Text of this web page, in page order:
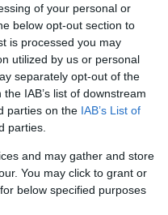
of your personal or
below opt-out section to
is processed you may
utilized by us or personal
separately opt-out of the
IAB’s list of downstream
parties on the IAB’s List of
parties.
and may gather and store
You may click to grant or
below specified purposes